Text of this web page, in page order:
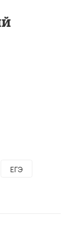
ЕГЭ